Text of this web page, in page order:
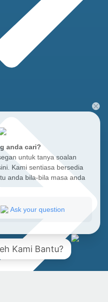
anda cari?
untuk tanya soalan
Kami sentiasa bersedia
anda bila-bila masa anda
Ask your question
Kami Bantu?